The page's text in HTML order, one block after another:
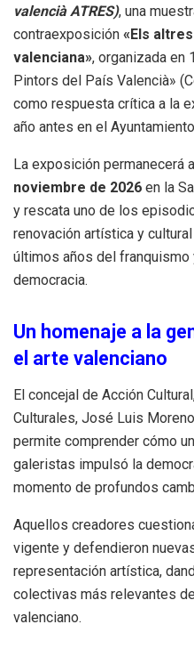
valencià ATRES), una
contraexposición «Els
valenciana», organizada en
Pintors del País Valencià»
como respuesta crítica a la
año antes en el
La exposición permanecerá
noviembre de 2026 en la
y rescata uno de los
renovación artística y
últimos años del
democracia.
Un homenaje a la
el arte valenciano
El concejal de Acción
Culturales, José Luis
permite comprender cómo
galeristas impulsó la
momento de profundos
Aquellos creadores
vigente y defendieron
representación artística,
colectivas más relevantes
valenciano.